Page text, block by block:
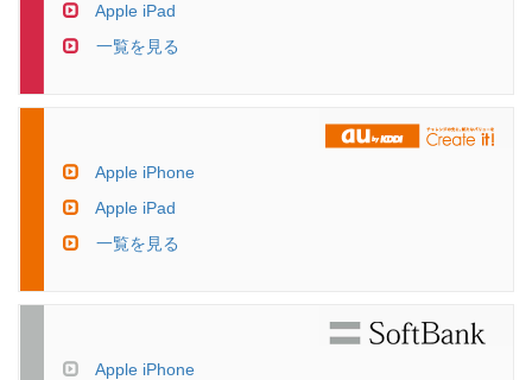
Apple iPad
一覧を見る
Apple iPhone
Apple iPad
一覧を見る
Apple iPhone